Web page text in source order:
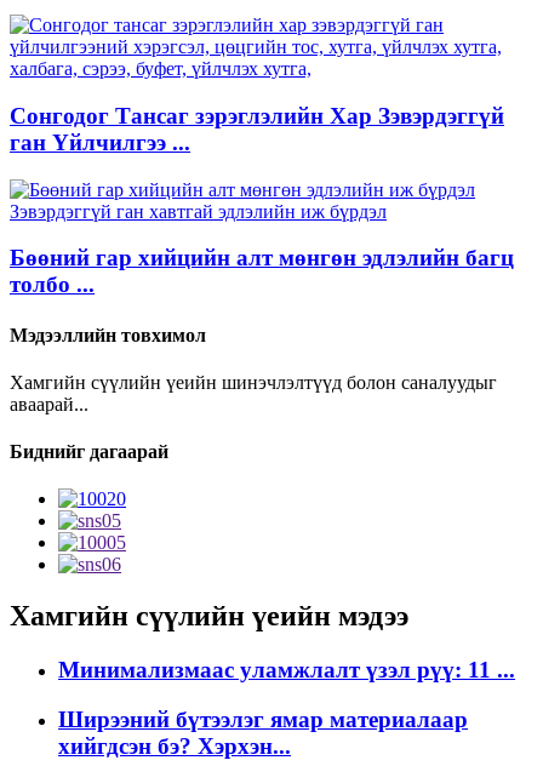
Сонгодог Тансаг зэрэглэлийн Хар Зэвэрдэггүй
ган Үйлчилгээ ...
Бөөний гар хийцийн алт мөнгөн эдлэлийн багц
толбо ...
Мэдээллийн товхимол
Хамгийн сүүлийн үеийн шинэчлэлтүүд болон саналуудыг
аваарай...
Биднийг дагаарай
Хамгийн сүүлийн үеийн мэдээ
Минимализмаас уламжлалт үзэл рүү: 11 ...
Ширээний бүтээлэг ямар материалаар
хийгдсэн бэ? Хэрхэн...